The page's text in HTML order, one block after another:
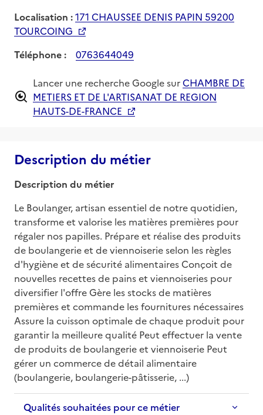
Localisation :171 CHAUSSEE DENIS PAPIN 59200
TOURCOING
Téléphone :
0763644049
Lancer une recherche Google surCHAMBRE DE
METIERS ET DE L'ARTISANAT DE REGION
HAUTS-DE-FRANCE
Description du métier
Description du métier
Le Boulanger, artisan essentiel de notre quotidien,
transforme et valorise les matières premières pour
régaler nos papilles. Prépare et réalise des produits
de boulangerie et de viennoiserie selon les règles
d'hygiène et de sécurité alimentaires Conçoit de
nouvelles recettes de pains et viennoiseries pour
diversifier l'offre Gère les stocks de matières
premières et commande les fournitures nécessaires
Assure la cuisson optimale de chaque produit pour
garantir la meilleure qualité Peut effectuer la vente
de produits de boulangerie et viennoiserie Peut
gérer un commerce de détail alimentaire
(boulangerie, boulangerie-pâtisserie, ...)
Qualités souhaitées pour ce métier